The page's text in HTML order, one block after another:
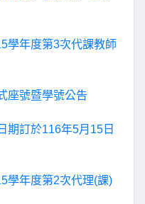
學年度第3次代課教師
座號暨學號公告
期訂於116年5月15日
學年度第2次代理(課)